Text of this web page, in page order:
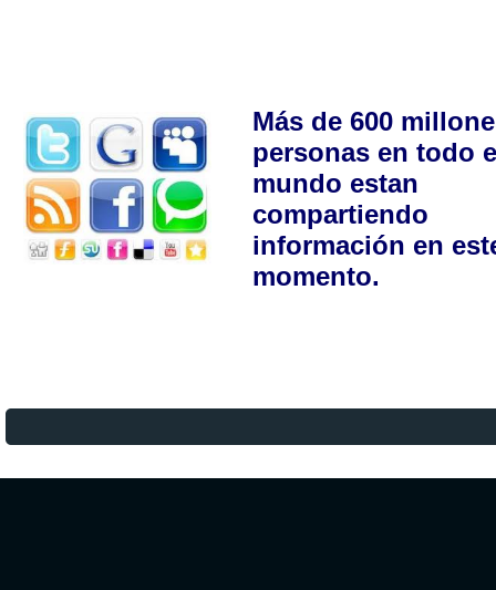
Más de 600
personas en todo
mundo estan
compartiendo
información en
momento.